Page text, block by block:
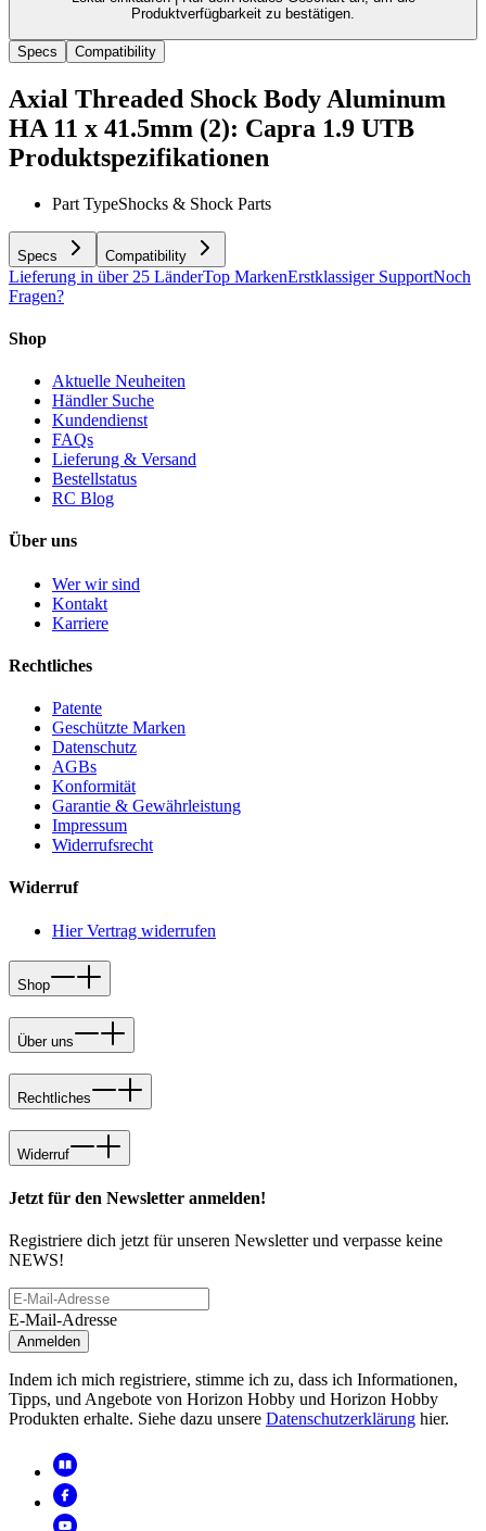
Produktverfügbarkeit zu bestätigen.
Specs Compatibility
Axial Threaded Shock Body Aluminum
HA 11 x 41.5mm (2): Capra 1.9 UTB
Produktspezifikationen
Part TypeShocks & Shock Parts
Specs Compatibility
Lieferung in über 25 LänderTop MarkenErstklassiger SupportNoch
Fragen?
Shop
Aktuelle Neuheiten
Händler Suche
Kundendienst
FAQs
Lieferung & Versand
Bestellstatus
RC Blog
Über uns
Wer wir sind
Kontakt
Karriere
Rechtliches
Patente
Geschützte Marken
Datenschutz
AGBs
Konformität
Garantie & Gewährleistung
Impressum
Widerrufsrecht
Widerruf
Hier Vertrag widerrufen
Shop
Über uns
Rechtliches
Widerruf
Jetzt für den Newsletter anmelden!
Registriere dich jetzt für unseren Newsletter und verpasse keine
NEWS!
E-Mail-Adresse
Anmelden
Indem ich mich registriere, stimme ich zu, dass ich Informationen,
Tipps, und Angebote von Horizon Hobby und Horizon Hobby
Produkten erhalte. Siehe dazu unsere Datenschutzerklärung hier.